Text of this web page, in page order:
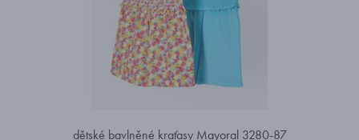
dětské bavlněné kraťasy Mayoral 3280-87